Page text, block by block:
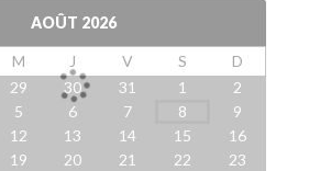
AOÛT 2026
M J V S
D
29 30 31 1
2
5 6 7 8
9
12 13 14 15
16
19 20 21 22
23